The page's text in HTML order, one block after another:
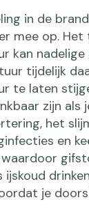
in de
mee op.
kan
tijdelijk
te laten
zijn
het
en
ijskoud
je